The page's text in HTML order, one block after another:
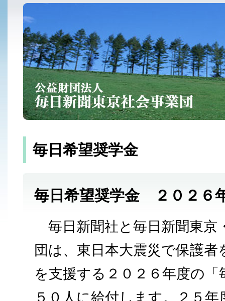
毎日希望奨学金
毎日希望奨学金 ２０２６
毎日新聞社と毎日新聞東京
団は、東日本大震災で保護
を支援する２０２６年度の
５０人に給付します。２５